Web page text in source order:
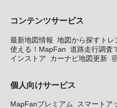
コンテンツサービス
最新地図情報 地図から探すトレ
使える！MapFan 道路走行調査
インストア
カーナビ地図更新
個人向けサービス
MapFanプレミアム スマートア